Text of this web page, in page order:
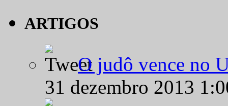
ARTIGOS
O judô vence no
31 dezembro 2013